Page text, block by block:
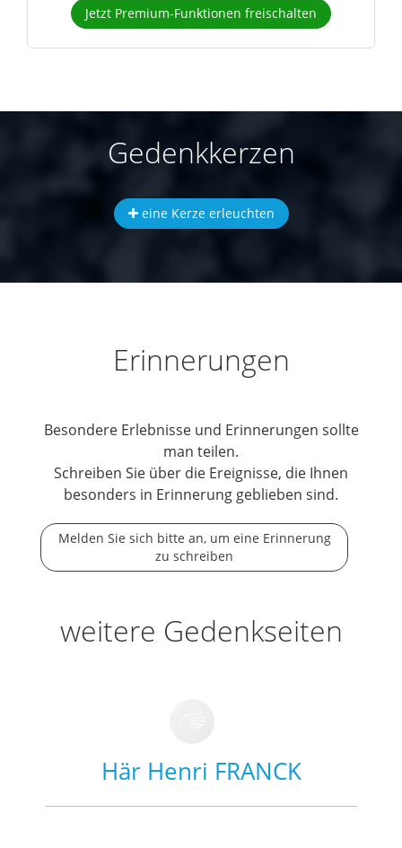
Jetzt Premium-Funktionen freischalten
Gedenkkerzen
eine Kerze erleuchten
Erinnerungen
Besondere Erlebnisse und Erinnerungen sollte
man teilen.
Schreiben Sie über die Ereignisse, die Ihnen
besonders in Erinnerung geblieben sind.
Melden Sie sich bitte an, um eine Erinnerung
zu schreiben
weitere Gedenkseiten
Här Henri FRANCK